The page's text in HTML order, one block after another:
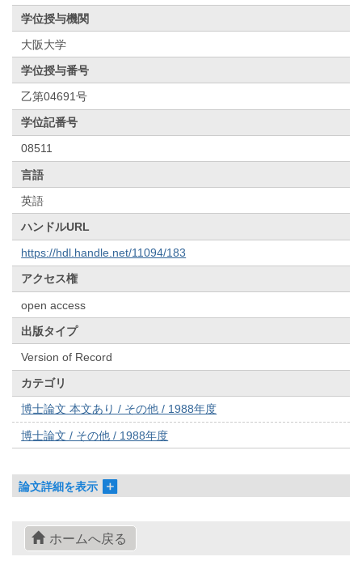
学位授与機関
大阪大学
学位授与番号
乙第04691号
学位記番号
08511
言語
英語
ハンドルURL
https://hdl.handle.net/11094/183
アクセス権
open access
出版タイプ
Version of Record
カテゴリ
博士論文 本文あり / その他 / 1988年度
博士論文 / その他 / 1988年度
論文詳細を表示
ホームへ戻る